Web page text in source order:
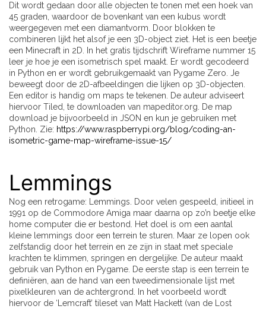
Dit wordt gedaan door alle objecten te tonen met een hoek van
45 graden, waardoor de bovenkant van een kubus wordt
weergegeven met een diamantvorm. Door blokken te
combineren lijkt het alsof je een 3D-object ziet. Het is een beetje
een Minecraft in 2D. In het gratis tijdschrift Wireframe nummer 15
leer je hoe je een isometrisch spel maakt. Er wordt gecodeerd
in Python en er wordt gebruikgemaakt van Pygame Zero. Je
beweegt door de 2D-afbeeldingen die lijken op 3D-objecten.
Een editor is handig om maps te tekenen. De auteur adviseert
hiervoor Tiled, te downloaden van mapeditor.org. De map
download je bijvoorbeeld in JSON en kun je gebruiken met
Python. Zie: https://www.raspberrypi.org/blog/coding-an-
isometric-game-map-wireframe-issue-15/
Lemmings
Nog een retrogame: Lemmings. Door velen gespeeld, initieel in
1991 op de Commodore Amiga maar daarna op zo’n beetje elke
home computer die er bestond. Het doel is om een aantal
kleine lemmings door een terrein te sturen. Maar ze lopen ook
zelfstandig door het terrein en ze zijn in staat met speciale
krachten te klimmen, springen en dergelijke. De auteur maakt
gebruik van Python en Pygame. De eerste stap is een terrein te
definiëren, aan de hand van een tweedimensionale lijst met
pixelkleuren van de achtergrond. In het voorbeeld wordt
hiervoor de ‘Lemcraft’ tileset van Matt Hackett (van de Lost